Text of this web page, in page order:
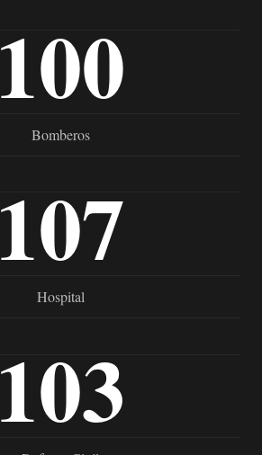
100
Bomberos
107
Hospital
103